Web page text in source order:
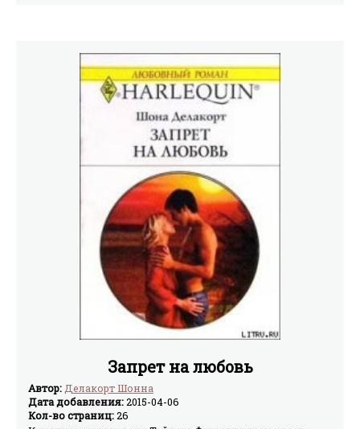
Запрет на любовь
Автор:Делакорт Шонна
Дата добавления:2015-04-06
Кол-во страниц:26